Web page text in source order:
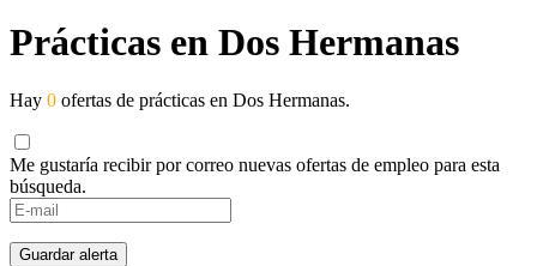
Prácticas en Dos Hermanas
Hay 0 ofertas de prácticas en Dos Hermanas.
Me gustaría recibir por correo nuevas ofertas de empleo para esta
búsqueda.
Guardar alerta